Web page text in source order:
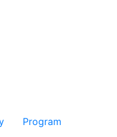
Program